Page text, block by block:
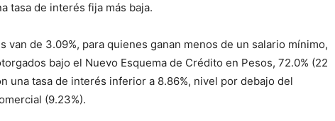
tasa de interés fija más baja.
van de 3.09%, para quienes ganan menos de un salario mínimo,
bajo el Nuevo Esquema de Crédito en Pesos, 72.0% (22
una tasa de interés inferior a 8.86%, nivel por debajo del
(9.23%).